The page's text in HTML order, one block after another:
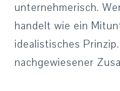
unternehmerisch.
handelt wie ein
idealistisches
nachgewiesener